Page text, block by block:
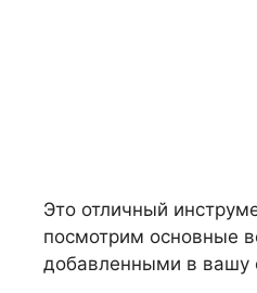
Это отличный
посмотрим основные
добавленными в вашу